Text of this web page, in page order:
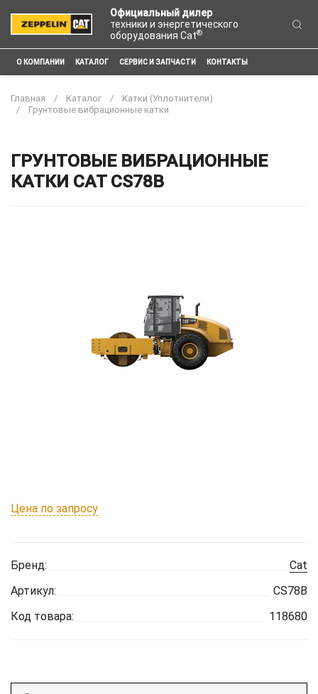
Официальный дилер
техники и энергетического
оборудования Cat®
О КОМПАНИИ КАТАЛОГ СЕРВИС И ЗАПЧАСТИ КОНТАКТЫ
Главная Каталог
Катки (Уплотнители)
Грунтовые вибрационные катки
ГРУНТОВЫЕ ВИБРАЦИОННЫЕ
КАТКИ CAT CS78B
Цена по запросу
Бренд:
Cat
Артикул:
CS78B
Код товара:
118680